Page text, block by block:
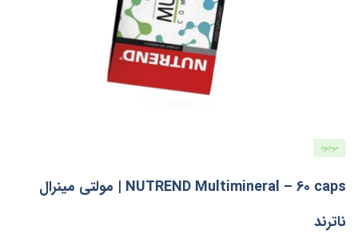
موجود
NUTREND Multimineral – 60 caps | مولتی مینرال
ناترند